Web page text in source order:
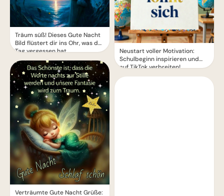
Träum süß! Dieses Gute Nacht
Bild flüstert dir ins Ohr, was der
Tag vergessen hat.
Verträumte Gute Nacht Grüße:
Neustart voller Motivation:
Schulbeginn inspirieren und
auf TikTok verbreiten!